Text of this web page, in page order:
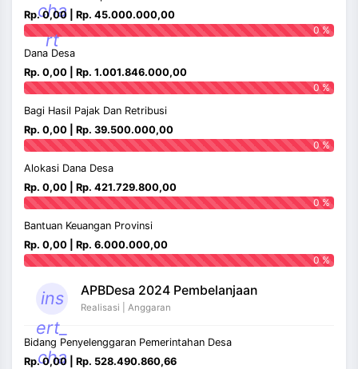
cha
rt
Rp. 0,00 | Rp. 45.000.000,00
0 %
Dana Desa
Rp. 0,00 | Rp. 1.001.846.000,00
0 %
Bagi Hasil Pajak Dan Retribusi
Rp. 0,00 | Rp. 39.500.000,00
0 %
Alokasi Dana Desa
Rp. 0,00 | Rp. 421.729.800,00
0 %
Bantuan Keuangan Provinsi
Rp. 0,00 | Rp. 6.000.000,00
0 %
ins
ert_
cha
APBDesa 2024 Pembelanjaan
Realisasi | Anggaran
Bidang Penyelenggaran Pemerintahan Desa
Rp. 0,00 | Rp. 528.490.860,66